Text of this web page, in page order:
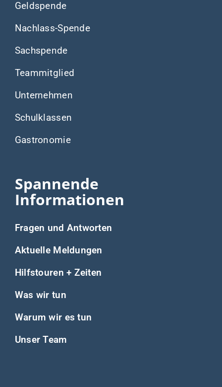
Geldspende
Nachlass-Spende
Sachspende
Teammitglied
Unternehmen
Schulklassen
Gastronomie
Spannende
Informationen
Fragen und Antworten
Aktuelle Meldungen
Hilfstouren + Zeiten
Was wir tun
Warum wir es tun
Unser Team